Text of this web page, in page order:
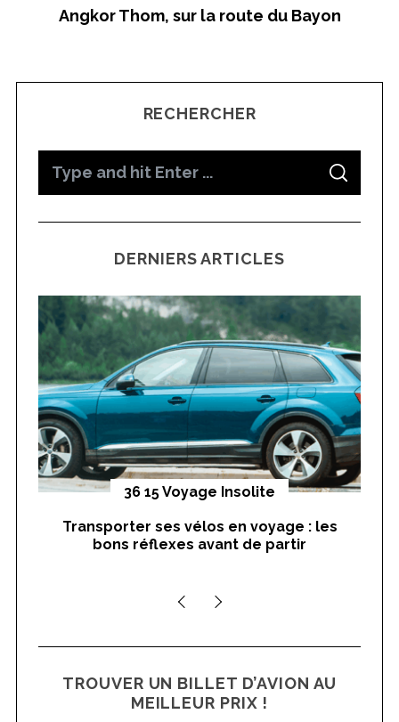
Angkor Thom, sur la route du Bayon
RECHERCHER
f
o
r
:
S
A
C
DERNIERS ARTICLES
36 15 Voyage Insolite
Transporter ses vélos en voyage : les
bons réflexes avant de partir
TROUVER UN BILLET D’AVION AU
MEILLEUR PRIX !
S
e
a
r
c
h
f
r